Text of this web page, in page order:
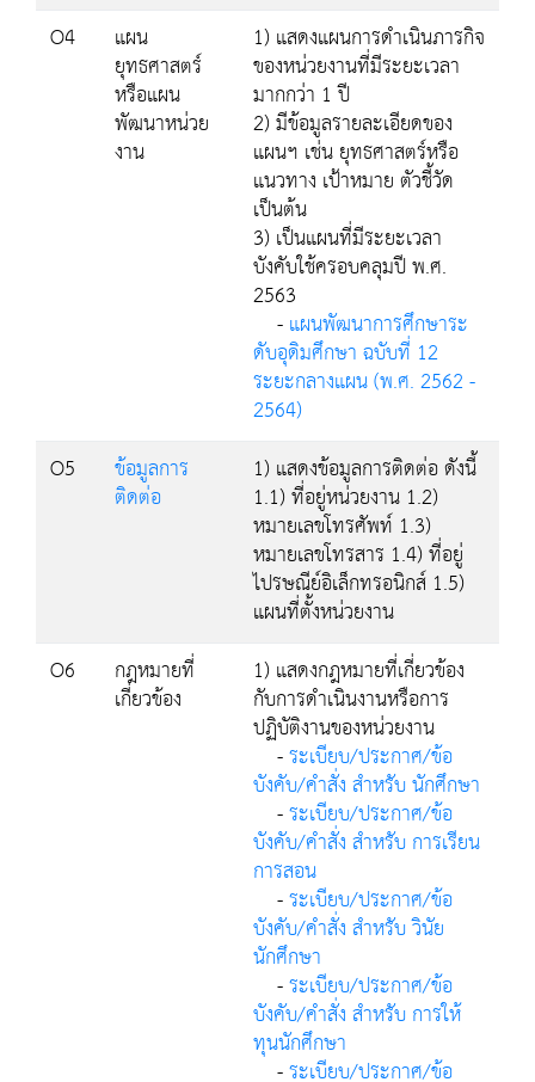
O4
แผน
ยุทธศาสตร์
หรือแผน
พัฒนาหน่วย
งาน
1) แสดงแผนการดำเนินภารกิจ
ของหน่วยงานที่มีระยะเวลา
มากกว่า 1 ปี
2) มีข้อมูลรายละเอียดของ
แผนฯ เช่น ยุทธศาสตร์หรือ
แนวทาง เป้าหมาย ตัวชี้วัด
เป็นต้น
3) เป็นแผนที่มีระยะเวลา
บังคับใช้ครอบคลุมปี พ.ศ.
2563
-แผนพัฒนาการศึกษาระ
ดับอุดิมศึกษา ฉบับที่ 12
ระยะกลางแผน (พ.ศ. 2562 -
2564)
O5
ข้อมูลการ
ติดต่อ
1) แสดงข้อมูลการติดต่อ ดังนี้
1.1) ที่อยู่หน่วยงาน 1.2)
หมายเลขโทรศัพท์ 1.3)
หมายเลขโทรสาร 1.4) ที่อยู่
ไปรษณีย์อิเล็กทรอนิกส์ 1.5)
แผนที่ตั้งหน่วยงาน
O6
กฎหมายที่
เกี่ยวข้อง
1) แสดงกฎหมายที่เกี่ยวข้อง
กับการดำเนินงานหรือการ
ปฏิบัติงานของหน่วยงาน
-ระเบียบ/ประกาศ/ข้อ
บังคับ/คำสั่ง สำหรับ นักศึกษา
-ระเบียบ/ประกาศ/ข้อ
บังคับ/คำสั่ง สำหรับ การเรียน
การสอน
-ระเบียบ/ประกาศ/ข้อ
บังคับ/คำสั่ง สำหรับ วินัย
นักศึกษา
-ระเบียบ/ประกาศ/ข้อ
บังคับ/คำสั่ง สำหรับ การให้
ทุนนักศึกษา
-ระเบียบ/ประกาศ/ข้อ